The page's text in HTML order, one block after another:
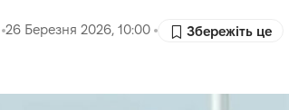
26 Березня 2026, 10:00